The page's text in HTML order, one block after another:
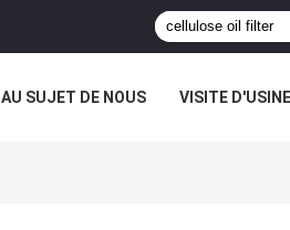
AU SUJET DE NOUS VISITE D'USINE